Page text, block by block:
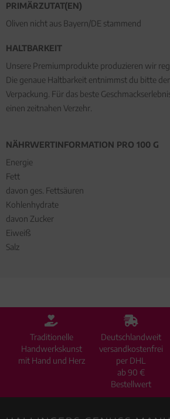
PRIMÄRZUTAT(EN)
Oliven nicht aus Bayern/DE stammend
HALTBARKEIT
Unsere Premiumprodukte produzieren wir
Die genaue Haltbarkeit entnimmst du bitte
Verpackung. Für das beste
einen zeitnahen Verzehr.
NÄHRWERTINFORMATION PRO 100 G
Energie
Fett
davon ges. Fettsäuren
Kohlenhydrate
davon Zucker
Eiweiß
Salz
Traditionelle
Handwerkskunst
mit Hand und Herz
Deutschlandweit
versandkostenfrei
per DHL
ab 90 €
Bestellwert